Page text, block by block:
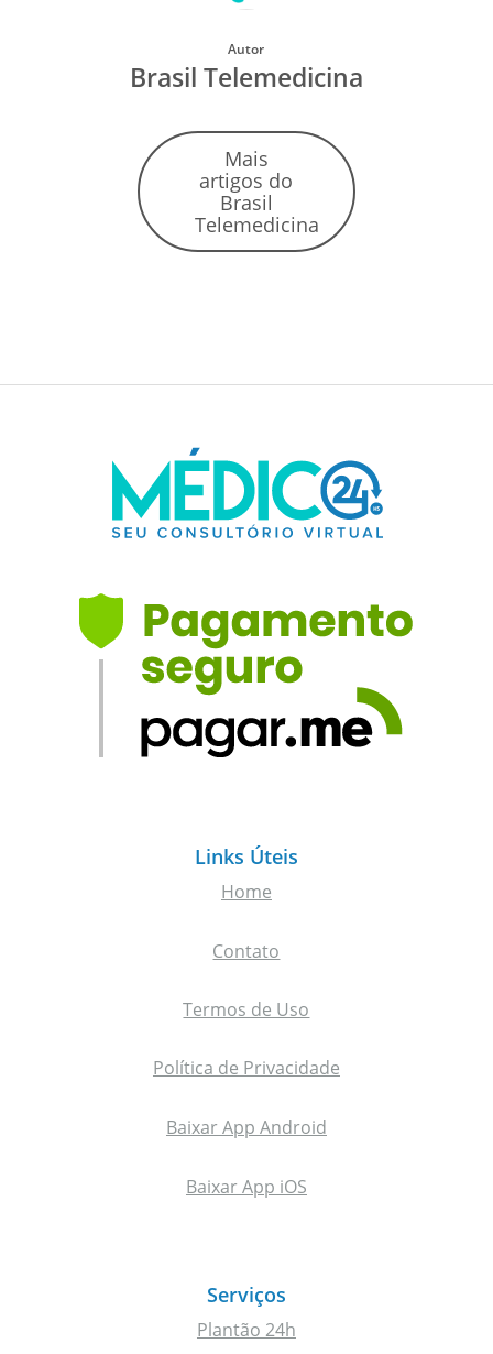
Autor
Brasil Telemedicina
Mais
artigos do
Brasil
Telemedicina
Links Úteis
Home
Contato
Termos de Uso
Política de Privacidade
Baixar App Android
Baixar App iOS
Serviços
Plantão 24h